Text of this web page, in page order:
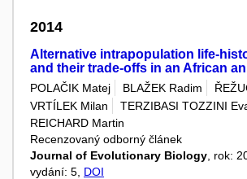
2014
Alternative intrapopulation life-
and their trade-offs in an African
POLAČIK Matej BLAŽEK Radim
VRTÍLEK Milan
TERZIBASI TOZZINI
REICHARD Martin
Recenzovaný odborný článek
Journal of Evolutionary Biology , rok:
vydání: 5, DOI